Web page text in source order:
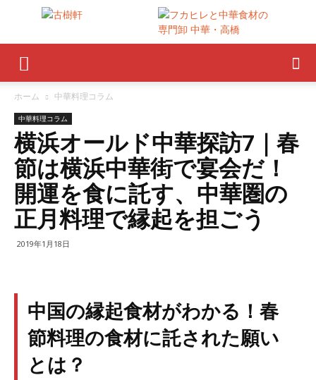
ホーム 中華料理コラム
中華料理コラム
横浜オールド中華探訪7｜春
節は横浜中華街で宴会だ！
開運を食に託す、中華圏の
正月料理で縁起を担ごう
2019年1月18日
中国の縁起食材がわかる！春
節料理の食材に託された願い
とは？